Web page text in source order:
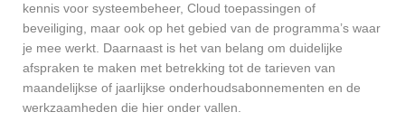
kennis voor systeembeheer, Cloud toepassingen of
beveiliging, maar ook op het gebied van de programma’s waar
je mee werkt. Daarnaast is het van belang om duidelijke
afspraken te maken met betrekking tot de tarieven van
maandelijkse of jaarlijkse onderhoudsabonnementen en de
werkzaamheden die hier onder vallen.